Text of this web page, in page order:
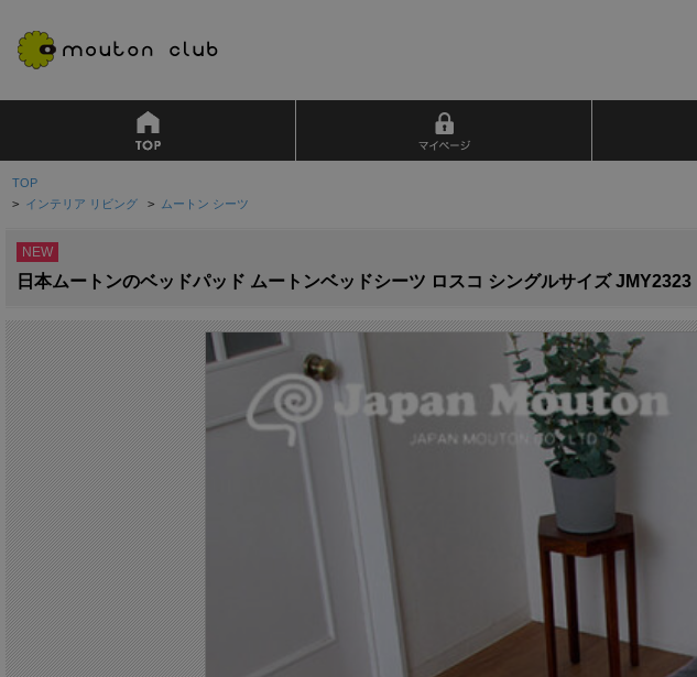
TOP
> インテリア リビング > ムートン シーツ
NEW
日本ムートンのベッドパッド ムートンベッドシーツ ロスコ シングルサイズ JMY2323